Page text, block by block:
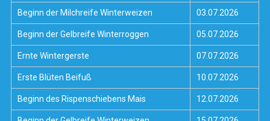
Beginn der Milchreife Winterweizen 03.07.2026
Beginn der Gelbreife Winterroggen 05.07.2026
Ernte Wintergerste 07.07.2026
Erste Blüten Beifuß 10.07.2026
Beginn des Rispenschiebens Mais 12.07.2026